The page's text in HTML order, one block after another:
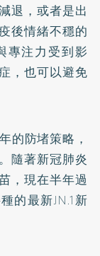
退，或者是出
後情緒不穩的
專注力受到影
，也可以避免
的防堵策略，
隨著新冠肺炎
，現在半年過
的最新JN.1新